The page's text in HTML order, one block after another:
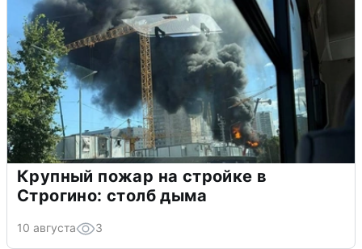
Крупный пожар на стройке в
Строгино: столб дыма
10 августа 3